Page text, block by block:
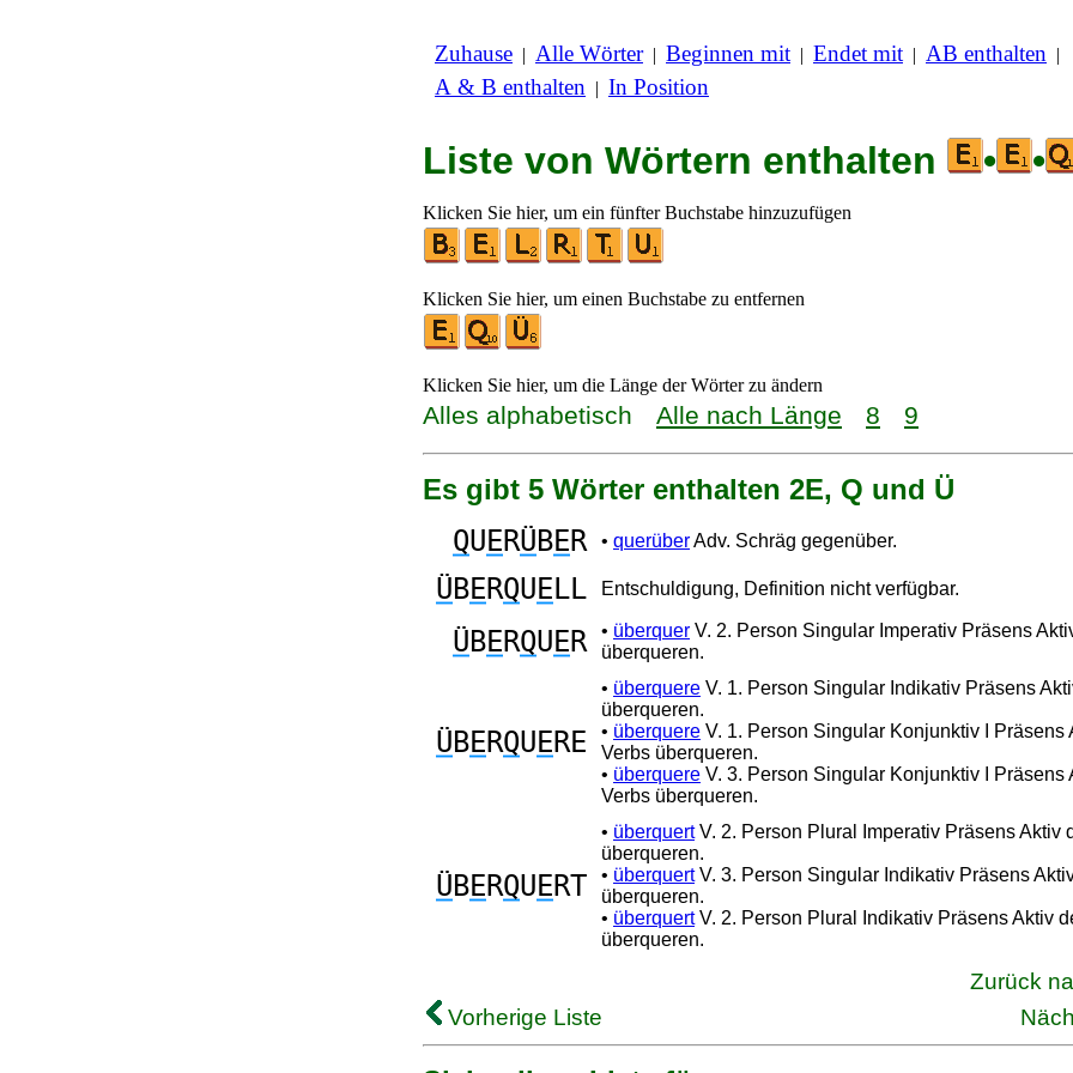
Zuhause | Alle Wörter| Beginnen mit | Endet mit | AB enthalten |
A & B enthalten | In Position
Liste von Wörtern enthalten • •
Klicken Sie hier, um ein fünfter Buchstabe hinzuzufügen
Klicken Sie hier, um einen Buchstabe zu entfernen
Klicken Sie hier, um die Länge der Wörter zu ändern
Alles alphabetisch Alle nach Länge 8 9
Es gibt 5 Wörter enthalten 2E, Q und Ü
QUERÜBER • querüberAdv. Schräg gegenüber.
ÜBERQUE LL Entschuldigung, Definition nicht verfügbar.
ÜBERQUER • überquer V. 2. Person Singular Imperativ Präsens
überqueren.
ÜBERQUERE
• überquere V. 1. Person Singular Indikativ Präsens
überqueren.
• überquere V. 1. Person Singular Konjunktiv I Präsens
Verbs überqueren.
• überquere V. 3. Person Singular Konjunktiv I Präsens
Verbs überqueren.
ÜBERQUERT
• überquertV. 2. Person Plural Imperativ Präsens Aktiv
überqueren.
• überquertV. 3. Person Singular Indikativ Präsens
überqueren.
• überquertV. 2. Person Plural Indikativ Präsens Aktiv
überqueren.
Zurück
Vorherige Liste